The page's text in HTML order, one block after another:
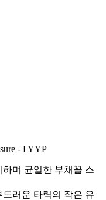
- LYYP
며 균일한 부채꼴 스
러운 타력의 작은 유